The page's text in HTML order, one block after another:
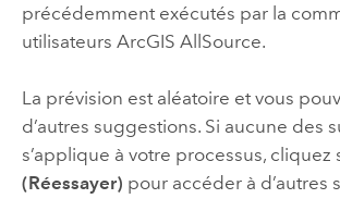
précédemment exécutés par la
utilisateurs ArcGIS AllSource.
La prévision est aléatoire et vous
d’autres suggestions. Si aucune des
s’applique à votre processus, cliquez
(Réessayer) pour accéder à d’autres